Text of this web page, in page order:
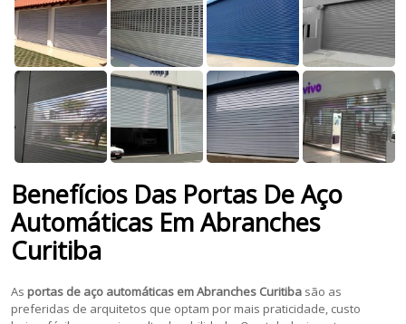
Benefícios Das Portas De Aço
Automáticas Em Abranches
Curitiba
As portas de aço automáticas em Abranches Curitiba são as
preferidas de arquitetos que optam por mais praticidade, custo